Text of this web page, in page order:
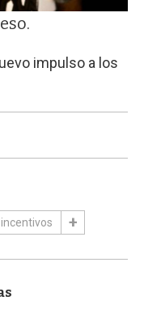
impulso a los
incentivos